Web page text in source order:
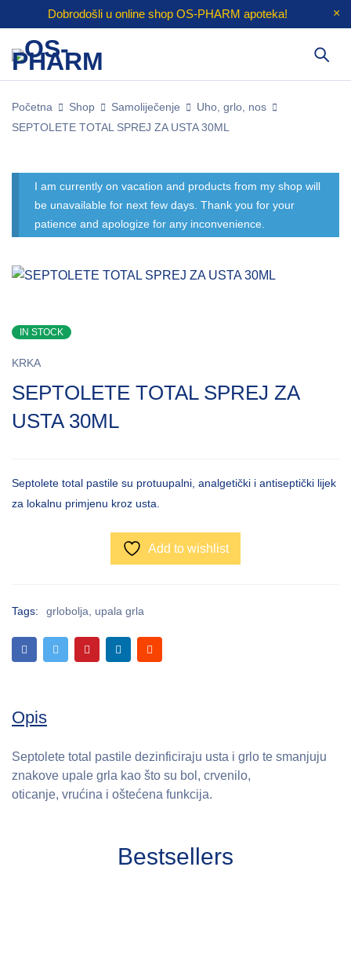
Dobrodošli u online shop OS-PHARM apoteka!
Početna Shop Samoliječenje
Uho, grlo, nos
SEPTOLETE TOTAL SPREJ ZA USTA 30ML
I am currently on vacation and products from my shop will
be unavailable for next few days. Thank you for your
patience and apologize for any inconvenience.
IN STOCK
KRKA
SEPTOLETE TOTAL SPREJ ZA
USTA 30ML
Septolete total pastile su protuupalni, analgetički i antiseptički lijek
za lokalnu primjenu kroz usta.
Add to wishlist
Tags: grlobolja, upala grla
Opis
Septolete total pastile dezinficiraju usta i grlo te smanjuju
znakove upale grla kao što su bol, crvenilo,
oticanje, vrućina i oštećena funkcija.
Bestsellers